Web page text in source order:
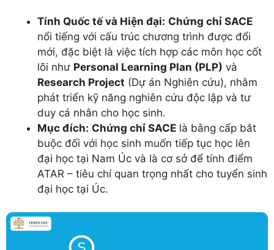
Tính Quốc tế và Hiện đại: Chứng chỉ SACE
nổi tiếng với cấu trúc chương trình được đổi
mới, đặc biệt là việc tích hợp các môn học cốt
lõi như Personal Learning Plan (PLP) và
Research Project (Dự án Nghiên cứu), nhằm
phát triển kỹ năng nghiên cứu độc lập và tư
duy cá nhân cho học sinh.
Mục đích: Chứng chỉ SACE là bằng cấp bắt
buộc đối với học sinh muốn tiếp tục học lên
đại học tại Nam Úc và là cơ sở để tính điểm
ATAR – tiêu chí quan trọng nhất cho tuyển sinh
đại học tại Úc.